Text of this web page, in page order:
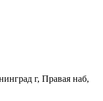
г, Правая наб,